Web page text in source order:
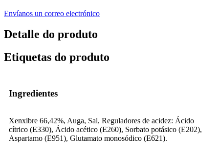
Envíanos un correo electrónico
Detalle do produto
Etiquetas do produto
Ingredientes
Xenxibre 66,42%, Auga, Sal, Reguladores de acidez: Ácido
cítrico (E330), Ácido acético (E260), Sorbato potásico (E202),
Aspartamo (E951), Glutamato monosódico (E621).